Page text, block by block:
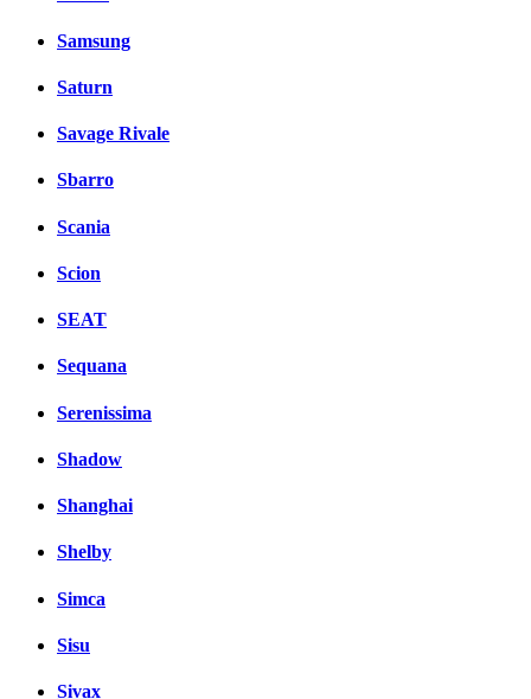
Samsung
Saturn
Savage Rivale
Sbarro
Scania
Scion
SEAT
Sequana
Serenissima
Shadow
Shanghai
Shelby
Simca
Sisu
Sivax